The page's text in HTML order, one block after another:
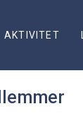
AKTIVITET